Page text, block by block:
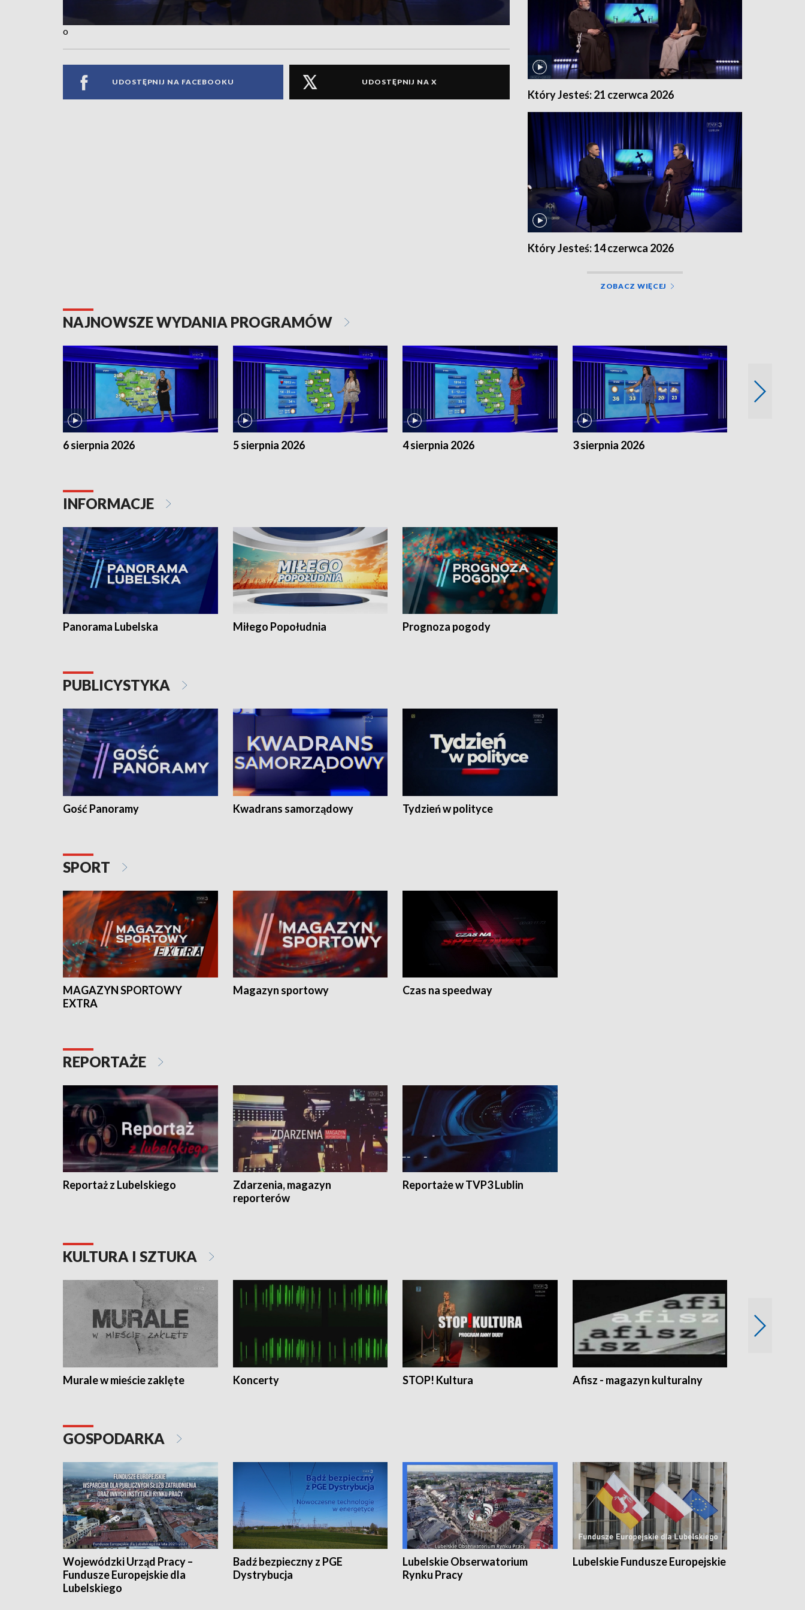
o
UDOSTĘPNIJ NA FACEBOOKU UDOSTĘPNIJ NA X
Który Jesteś: 21 czerwca 2026
Który Jesteś: 14 czerwca 2026
ZOBACZ WIĘCEJ
NAJNOWSZE WYDANIA PROGRAMÓW
6 sierpnia 2026 5 sierpnia 2026 4 sierpnia 2026 3 sierpnia 2026
INFORMACJE
Panorama Lubelska Miłego Popołudnia Prognoza pogody
PUBLICYSTYKA
Gość Panoramy Kwadrans samorządowy Tydzień w polityce
SPORT
MAGAZYN SPORTOWY
EXTRA
Magazyn sportowy Czas na speedway
REPORTAŻE
Reportaż z Lubelskiego
Zdarzenia, magazyn
reporterów
Reportaże w TVP3 Lublin
KULTURA I SZTUKA
Murale w mieście zaklęte Koncerty STOP! Kultura Afisz - magazyn kulturalny
GOSPODARKA
Wojewódzki Urząd Pracy –
Fundusze Europejskie dla
Lubelskiego
Badź bezpieczny z PGE
Dystrybucja
Lubelskie Obserwatorium
Rynku Pracy
Lubelskie Fundusze Europejskie